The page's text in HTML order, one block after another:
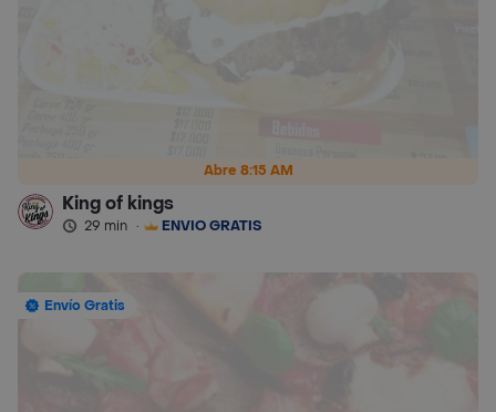
Abre 8:15 AM
King of kings
29 min · ENVÍO GRATIS
Envío Gratis